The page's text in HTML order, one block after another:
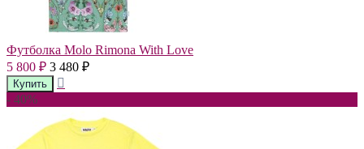
Футболка Molo Rimona With Love
5 800 ₽ 3 480 ₽
- 40%